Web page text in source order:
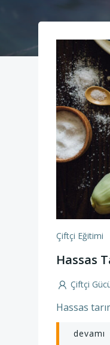
Çiftçi Eğitimi
Hassas
Çiftçi
Hassas
devamı